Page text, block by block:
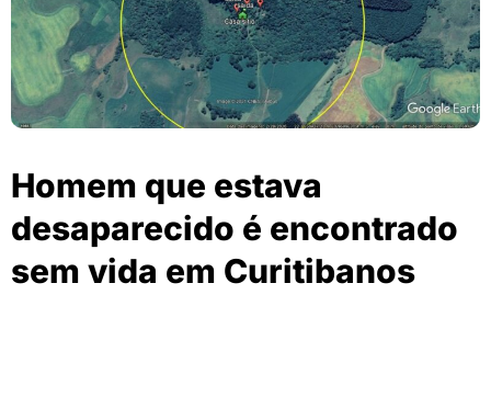
Homem que estava
desaparecido é encontrado
sem vida em Curitibanos